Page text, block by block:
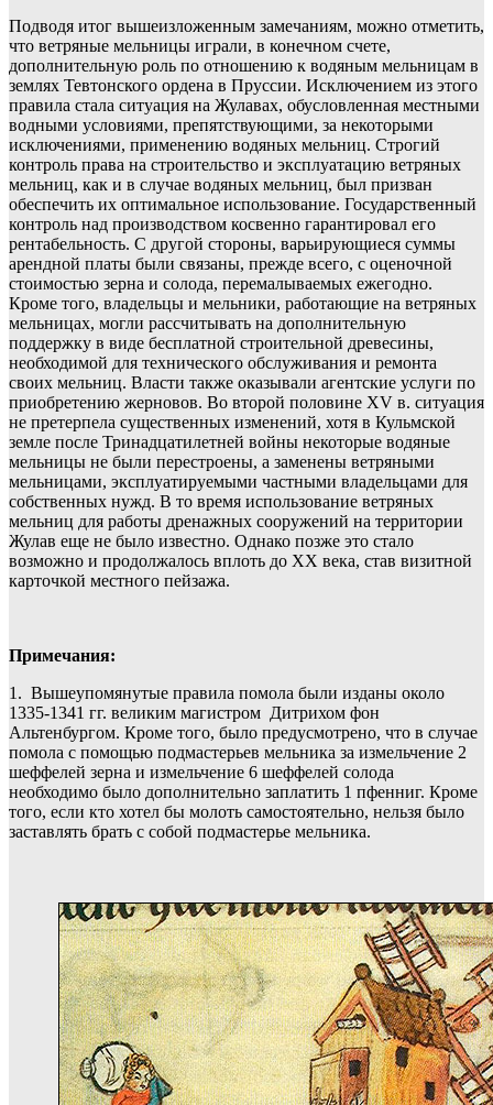
Подводя итог вышеизложенным замечаниям, можно отметить,
что ветряные мельницы играли, в конечном счете,
дополнительную роль по отношению к водяным мельницам в
землях Тевтонского ордена в Пруссии. Исключением из этого
правила стала ситуация на Жулавах, обусловленная местными
водными условиями, препятствующими, за некоторыми
исключениями, применению водяных мельниц. Строгий
контроль права на строительство и эксплуатацию ветряных
мельниц, как и в случае водяных мельниц, был призван
обеспечить их оптимальное использование. Государственный
контроль над производством косвенно гарантировал его
рентабельность. С другой стороны, варьирующиеся суммы
арендной платы были связаны, прежде всего, с оценочной
стоимостью зерна и солода, перемалываемых ежегодно.
Кроме того, владельцы и мельники, работающие на ветряных
мельницах, могли рассчитывать на дополнительную
поддержку в виде бесплатной строительной древесины,
необходимой для технического обслуживания и ремонта
своих мельниц. Власти также оказывали агентские услуги по
приобретению жерновов. Во второй половине XV в. ситуация
не претерпела существенных изменений, хотя в Кульмской
земле после Тринадцатилетней войны некоторые водяные
мельницы не были перестроены, а заменены ветряными
мельницами, эксплуатируемыми частными владельцами для
собственных нужд. В то время использование ветряных
мельниц для работы дренажных сооружений на территории
Жулав еще не было известно. Однако позже это стало
возможно и продолжалось вплоть до ХХ века, став визитной
карточкой местного пейзажа.
Примечания:
1. Вышеупомянутые правила помола были изданы около
1335-1341 гг. великим магистром Дитрихом фон
Альтенбургом. Кроме того, было предусмотрено, что в случае
помола с помощью подмастерьев мельника за измельчение 2
шеффелей зерна и измельчение 6 шеффелей солода
необходимо было дополнительно заплатить 1 пфенниг. Кроме
того, если кто хотел бы молоть самостоятельно, нельзя было
заставлять брать с собой подмастерье мельника.